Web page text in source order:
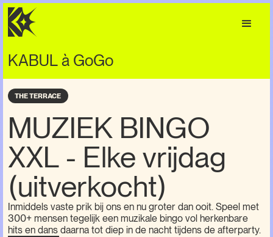
KABUL à GoGo
THE TERRACE
MUZIEK BINGO
XXL - Elke vrijdag
(uitverkocht)
Inmiddels vaste prik bij ons en nu groter dan ooit. Speel met
300+ mensen tegelijk een muzikale bingo vol herkenbare
hits en dans daarna tot diep in de nacht tijdens de afterparty.